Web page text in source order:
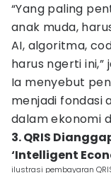
“Yang paling
anak muda,
AI, algoritma,
harus ngerti ini,”
Ia menyebut
menjadi fondasi
dalam ekonomi
3. QRIS
‘Intelligent
ilustrasi pembayaran